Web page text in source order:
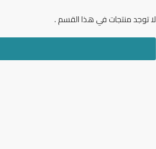
لا توجد منتجات في هذا القسم .